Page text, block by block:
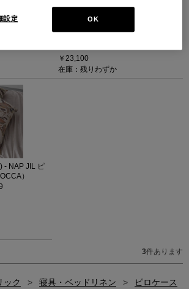
）
SOCIETY (ソサエティ) - NAP JARD
ピロケース（249 ALBICOCCA）
￥23,100
在庫：残りわずか
- NAP JIL ピ
）
3件あります
ック > 寝具・ベッドリネン > ピロケース
OK
設定